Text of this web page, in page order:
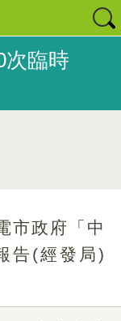
次臨時
市政府「中
告(經發局)